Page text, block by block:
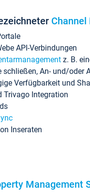
API-Verbindungen
z. B.
schließen, An- und/oder
Verfügbarkeit und
Trivago Integration
Inseraten
Management